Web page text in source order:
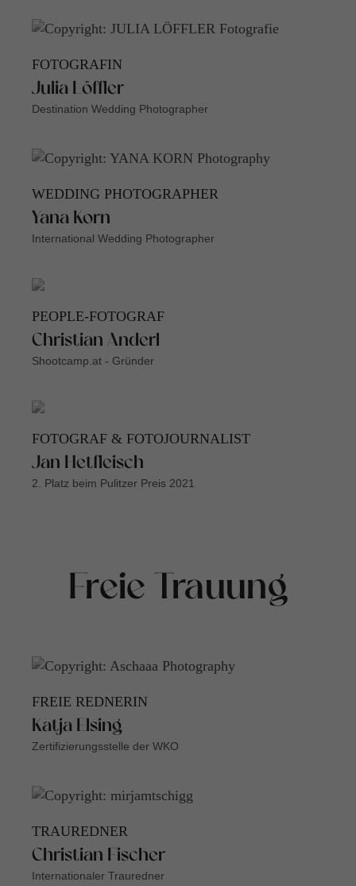
FOTOGRAFIN
Julia Löffler
Destination Wedding Photographer
WEDDING PHOTOGRAPHER
Yana Korn
International Wedding Photographer
PEOPLE-FOTOGRAF
Christian Anderl
Shootcamp.at - Gründer
FOTOGRAF & FOTOJOURNALIST
Jan Hetfleisch
2. Platz beim Pulitzer Preis 2021
Freie Trauung
FREIE REDNERIN
Katja Elsing
Zertifizierungsstelle der WKO
TRAUREDNER
Christian Fischer
Internationaler Trauredner